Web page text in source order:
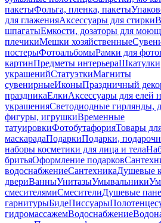
пакетыФольга, пленка, пакеты
для глаженияАксессуары для стирки
шпагатыЕмкости, дозаторы для
плечикиМешки хозяйственные
постерыФотоальбомыРамки для
картинПредметы интерьера
украшенийСтатуэткиМагниты
сувенирныеИконыПраздничный
праздникаЕлкиАксессуары для елей
украшенияСветодиодные гирлянды,
фигуры, игрушкиВременные
татуировкиФотобутафорияТовары
маскарадаПодаркиПодарки,
наборы косметики для лица и тела
бритьяОформление подарков
водоснабжениеСантехникаДушевые
двериВанныУнитазыУмывальники
смесителямиСмесителиДушевые
гарнитурыБидеПиссуары
гидромассажемВодоснабжение